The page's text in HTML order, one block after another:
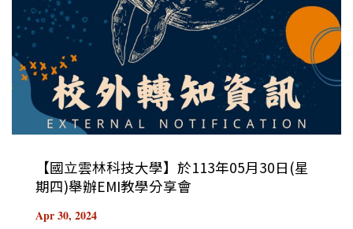
【國立雲林科技大學】於113年05月30日(星
期四)舉辦EMI教學分享會
Apr 30, 2024